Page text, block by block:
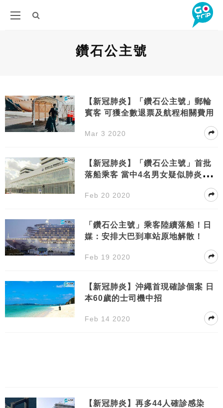
鑽石公主號
【新冠肺炎】「鑽石公主號」郵輪
賓客 可獲全數退票及航程相關費用
Mar 3 2020
【新冠肺炎】「鑽石公主號」首批
落船乘客 當中4名男女疑似肺炎患
Feb 20 2020
「鑽石公主號」乘客陸續落船！日
媒：安排大巴到車站原地解散！
Feb 19 2020
【新冠肺炎】沖繩首現確診個案 日
本60歲的士司機中招
Feb 14 2020
【新冠肺炎】再多44人確診感染